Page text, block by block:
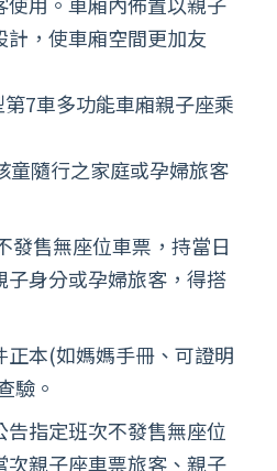
計，使車廂空間更加友
7車多功能車廂親子座乘
童隨行之家庭或孕婦旅客
發售無座位車票，持當日
子身分或孕婦旅客，得搭
正本(如媽媽手冊、可證明
驗。
指定班次不發售無座位
次親子座車票旅客、親子